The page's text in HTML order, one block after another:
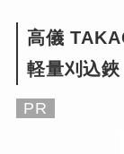
高儀
軽量刈込
PR